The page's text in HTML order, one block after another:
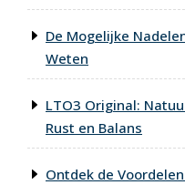
De Mogelijke
Weten
LTO3 Original:
Rust en Balans
Ontdek de